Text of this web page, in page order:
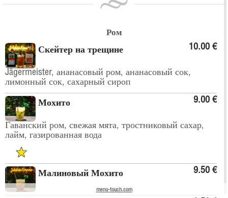
Ром
10.00 €
Скейтер на трещине
Jägermeister, ананасовый ром, ананасовый сок,
лимонный сок, сахарный сироп
9.00 €
Мохито
Гаванский ром, свежая мята, тростниковый сахар,
лайм, газированная вода
9.50 €
Малиновый Мохито
menu-touch.com